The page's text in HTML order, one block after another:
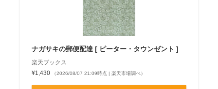
ナガサキの郵便配達 [ ピーター・タウンゼント ]
楽天ブックス
¥1,430
（2026/08/07 21:09時点 | 楽天市場調べ）